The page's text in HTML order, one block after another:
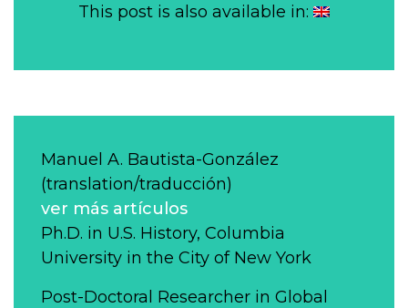
This post is also available in:
Manuel A. Bautista-González
(translation/traducción)
ver más artículos
Ph.D. in U.S. History, Columbia
University in the City of New York
Post-Doctoral Researcher in Global